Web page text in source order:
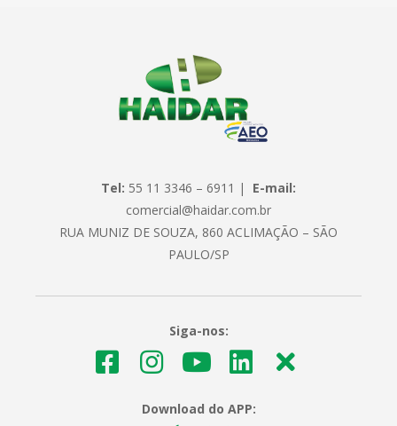
Tel: 55 11 3346 – 6911 | E-mail:
comercial@haidar.com.br
RUA MUNIZ DE SOUZA, 860 ACLIMAÇÃO – SÃO
PAULO/SP
Siga-nos:
Download do APP: